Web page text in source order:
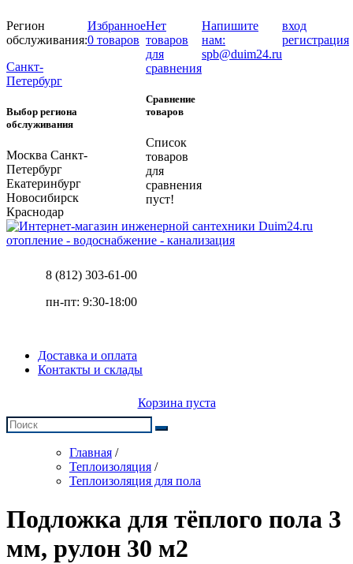
Регион
обслуживания:
Санкт-
Петербург
Выбор региона
обслуживания
Москва Санкт-
Петербург
Екатеринбург
Новосибирск
Краснодар
Избранное
0 товаров
Нет
товаров
для
сравнения
Сравнение
товаров
Список
товаров
для
сравнения
пуст!
Напишите
нам:
spb@duim24.ru
вход
регистрация
отопление - водоснабжение - канализация
8 (812) 303-61-00
пн-пт: 9:30-18:00
Доставка и оплата
Контакты и склады
Корзина пуста
Главная /
Теплоизоляция /
Теплоизоляция для пола
Подложка для тёплого пола 3
мм, рулон 30 м2